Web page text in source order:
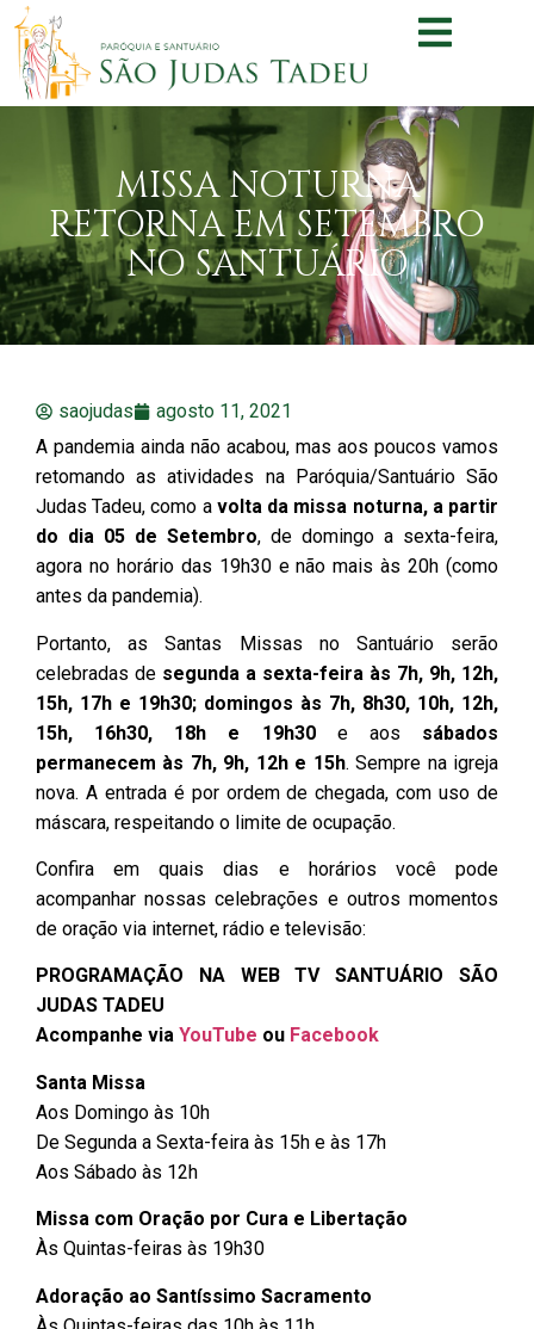
MISSA NOTURNA
RETORNA EM SETEMBRO
NO SANTUÁRIO
saojudas
agosto 11, 2021
A pandemia ainda não acabou, mas aos poucos vamos
retomando as atividades na Paróquia/Santuário São
Judas Tadeu, como a volta da missa noturna, a partir
do dia 05 de Setembro, de domingo a sexta-feira,
agora no horário das 19h30 e não mais às 20h (como
antes da pandemia).
Portanto, as Santas Missas no Santuário serão
celebradas de segunda a sexta-feira às 7h, 9h, 12h,
15h, 17h e 19h30; domingos às 7h, 8h30, 10h, 12h,
15h, 16h30, 18h e 19h30e aos sábados
permanecem às 7h, 9h, 12h e 15h. Sempre na igreja
nova. A entrada é por ordem de chegada, com uso de
máscara, respeitando o limite de ocupação.
Confira em quais dias e horários você pode
acompanhar nossas celebrações e outros momentos
de oração via internet, rádio e televisão:
PROGRAMAÇÃO NA WEB TV SANTUÁRIO SÃO
JUDAS TADEU
Acompanhe via YouTube ou Facebook
Santa Missa
Aos Domingo às 10h
De Segunda a Sexta-feira às 15h e às 17h
Aos Sábado às 12h
Missa com Oração por Cura e Libertação
Às Quintas-feiras às 19h30
Adoração ao Santíssimo Sacramento